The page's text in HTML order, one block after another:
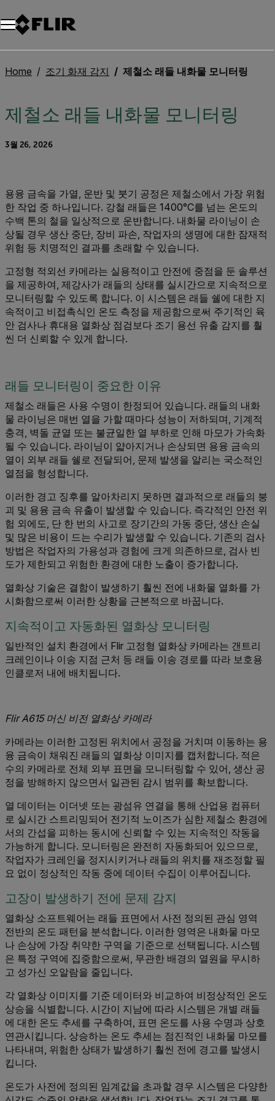
Home 조기 화재 감지 제철소 래들 내화물 모니터링
제철소 래들 내화물 모니터링
3월 26, 2026
용융 금속을 가열, 운반 및 붓기 공정은 제철소에서 가장 위험
한 작업 중 하나입니다. 강철 래들은 1400°C를 넘는 온도의
수백 톤의 철을 일상적으로 운반합니다. 내화물 라이닝이 손
상될 경우 생산 중단, 장비 파손, 작업자의 생명에 대한 잠재적
위험 등 치명적인 결과를 초래할 수 있습니다.
고정형 적외선 카메라는 실용적이고 안전에 중점을 둔 솔루션
을 제공하여, 제강사가 래들의 상태를 실시간으로 지속적으로
모니터링할 수 있도록 합니다. 이 시스템은 래들 쉘에 대한 지
속적이고 비접촉식인 온도 측정을 제공함으로써 주기적인 육
안 검사나 휴대용 열화상 점검보다 조기 용선 유출 감지를 훨
씬 더 신뢰할 수 있게 합니다.
래들 모니터링이 중요한 이유
제철소 래들은 사용 수명이 한정되어 있습니다. 래들의 내화
물 라이닝은 매번 열을 가할 때마다 성능이 저하되며, 기계적
충격, 벽돌 균열 또는 불균일한 열 부하로 인해 마모가 가속화
될 수 있습니다. 라이닝이 얇아지거나 손상되면 용융 금속의
열이 외부 래들 쉘로 전달되어, 문제 발생을 알리는 국소적인
열점을 형성합니다.
이러한 경고 징후를 알아차리지 못하면 결과적으로 래들의 붕
괴 및 용융 금속 유출이 발생할 수 있습니다. 즉각적인 안전 위
험 외에도, 단 한 번의 사고로 장기간의 가동 중단, 생산 손실
및 많은 비용이 드는 수리가 발생할 수 있습니다. 기존의 검사
방법은 작업자의 가용성과 경험에 크게 의존하므로, 검사 빈
도가 제한되고 위험한 환경에 대한 노출이 증가합니다.
열화상 기술은 결함이 발생하기 훨씬 전에 내화물 열화를 가
시화함으로써 이러한 상황을 근본적으로 바꿉니다.
지속적이고 자동화된 열화상 모니터링
일반적인 설치 환경에서 Flir 고정형 열화상 카메라는 갠트리
크레인이나 이송 지점 근처 등 래들 이송 경로를 따라 보호용
인클로저 내에 배치됩니다.
Flir A615 머신 비전 열화상 카메라
카메라는 이러한 고정된 위치에서 공정을 거치며 이동하는 용
융 금속이 채워진 래들의 열화상 이미지를 캡처합니다. 적은
수의 카메라로 전체 외부 표면을 모니터링할 수 있어, 생산 공
정을 방해하지 않으면서 일관된 감시 범위를 확보합니다.
열 데이터는 이더넷 또는 광섬유 연결을 통해 산업용 컴퓨터
로 실시간 스트리밍되어 전기적 노이즈가 심한 제철소 환경에
서의 간섭을 피하는 동시에 신뢰할 수 있는 지속적인 작동을
가능하게 합니다. 모니터링은 완전히 자동화되어 있으므로,
작업자가 크레인을 정지시키거나 래들의 위치를 재조정할 필
요 없이 정상적인 작동 중에 데이터 수집이 이루어집니다.
고장이 발생하기 전에 문제 감지
열화상 소프트웨어는 래들 표면에서 사전 정의된 관심 영역
전반의 온도 패턴을 분석합니다. 이러한 영역은 내화물 마모
나 손상에 가장 취약한 구역을 기준으로 선택됩니다. 시스템
은 특정 구역에 집중함으로써, 무관한 배경의 열원을 무시하
고 성가신 오알람을 줄입니다.
각 열화상 이미지를 기준 데이터와 비교하여 비정상적인 온도
상승을 식별합니다. 시간이 지남에 따라 시스템은 개별 래들
에 대한 온도 추세를 구축하여, 표면 온도를 사용 수명과 상호
연관시킵니다. 상승하는 온도 추세는 점진적인 내화물 마모를
나타내며, 위험한 상태가 발생하기 훨씬 전에 경고를 발생시
킵니다.
온도가 사전에 정의된 임계값을 초과할 경우 시스템은 다양한